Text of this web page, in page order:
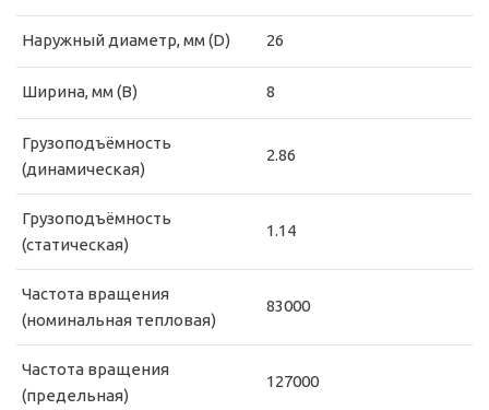
Наружный диаметр, мм (D) 26
Ширина, мм (B) 8
Грузоподъёмность
(динамическая)
2.86
Грузоподъёмность
(статическая)
1.14
Частота вращения
(номинальная тепловая)
83000
Частота вращения
(предельная)
127000